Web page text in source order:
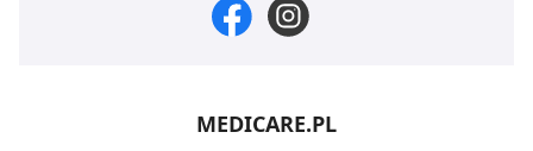
MEDICARE.PL